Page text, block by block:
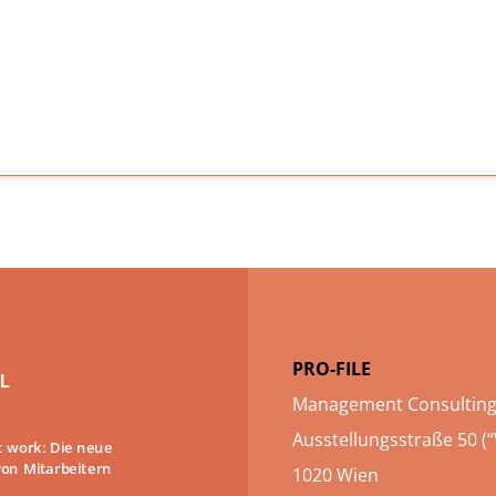
work: Die neue
Mitarbeitern
PRO-FILE
Management Consulting
Ausstellungsstraße 50
1020 Wien